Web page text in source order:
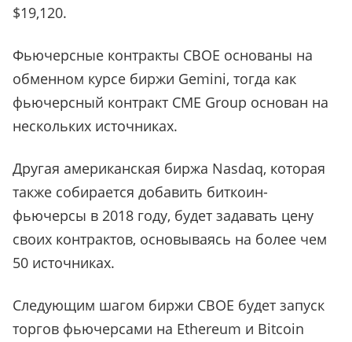
$19,120.
Фьючерсные контракты CBOE основаны на
обменном курсе биржи Gemini, тогда как
фьючерсный контракт CME Group основан на
нескольких источниках.
Другая американская биржа Nasdaq, которая
также собирается добавить биткоин-
фьючерсы в 2018 году, будет задавать цену
своих контрактов, основываясь на более чем
50 источниках.
Следующим шагом биржи CBOE будет запуск
торгов фьючерсами на Ethereum и Bitcoin